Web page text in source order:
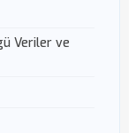
Veriler ve